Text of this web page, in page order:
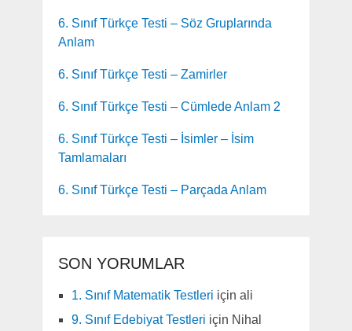
6. Sınıf Türkçe Testi – Söz Gruplarında
Anlam
6. Sınıf Türkçe Testi – Zamirler
6. Sınıf Türkçe Testi – Cümlede Anlam 2
6. Sınıf Türkçe Testi – İsimler – İsim
Tamlamaları
6. Sınıf Türkçe Testi – Parçada Anlam
SON YORUMLAR
1. Sınıf Matematik Testleri için ali
9. Sınıf Edebiyat Testleri için Nihal